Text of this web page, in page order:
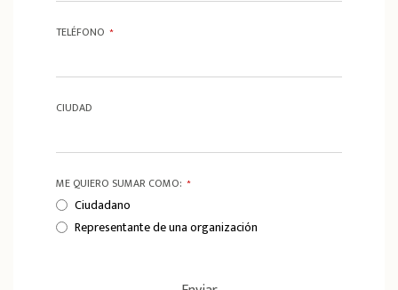
TELÉFONO *
CIUDAD
ME QUIERO SUMAR COMO: *
Ciudadano
Representante de una organización